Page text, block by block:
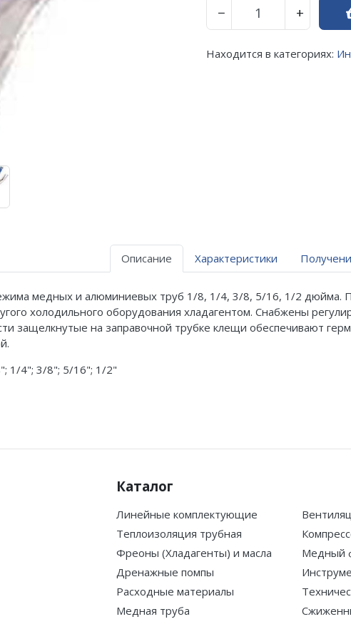
− +
Находится в категориях:
Описание Характеристики
медных и алюминиевых труб 1/8, 1/4, 3/8, 5/16, 1/2 дюйма.
холодильного оборудования хладагентом. Снабжены
защелкнутые на заправочной трубке клещи обеспечивают
"; 1/4"; 3/8"; 5/16"; 1/2"
Каталог
Линейные комплектующие
Теплоизоляция трубная
Фреоны (Хладагенты) и масла
Дренажные помпы
Расходные материалы
Медная труба
Медный